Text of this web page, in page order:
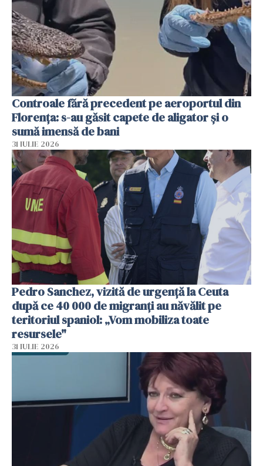
Controale fără precedent pe aeroportul din
Florența: s-au găsit capete de aligator și o
sumă imensă de bani
31 IULIE 2026
Pedro Sanchez, vizită de urgență la Ceuta
după ce 40 000 de migranți au năvălit pe
teritoriul spaniol: „Vom mobiliza toate
resursele"
31 IULIE 2026